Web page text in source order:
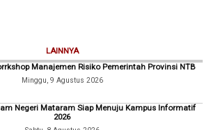
LAINNYA
Manajemen Risiko Pemerintah Provinsi NTB
Minggu, 9 Agustus 2026
Negeri Mataram Siap Menuju Kampus Informatif
2026